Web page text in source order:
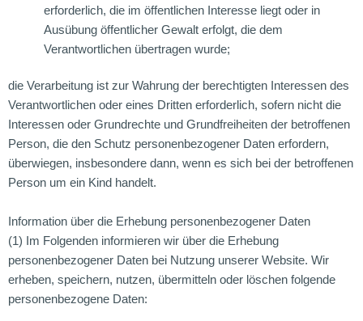
erforderlich, die im öffentlichen Interesse liegt oder in
Ausübung öffentlicher Gewalt erfolgt, die dem
Verantwortlichen übertragen wurde;
die Verarbeitung ist zur Wahrung der berechtigten Interessen des
Verantwortlichen oder eines Dritten erforderlich, sofern nicht die
Interessen oder Grundrechte und Grundfreiheiten der betroffenen
Person, die den Schutz personenbezogener Daten erfordern,
überwiegen, insbesondere dann, wenn es sich bei der betroffenen
Person um ein Kind handelt.
Information über die Erhebung personenbezogener Daten
(1) Im Folgenden informieren wir über die Erhebung
personenbezogener Daten bei Nutzung unserer Website. Wir
erheben, speichern, nutzen, übermitteln oder löschen folgende
personenbezogene Daten: